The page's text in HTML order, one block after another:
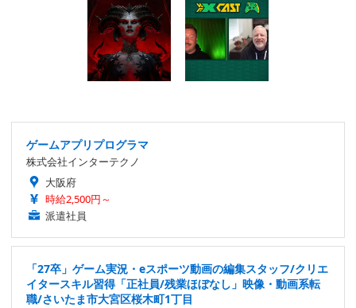
ゲームアプリプログラマ
株式会社インターテクノ
大阪府
時給2,500円～
派遣社員
「27卒」ゲーム実況・eスポーツ動画の編集スタッフ/クリエ
イタースキル習得「正社員/残業ほぼなし」映像・動画系転
職/さいたま市大宮区桜木町1丁目